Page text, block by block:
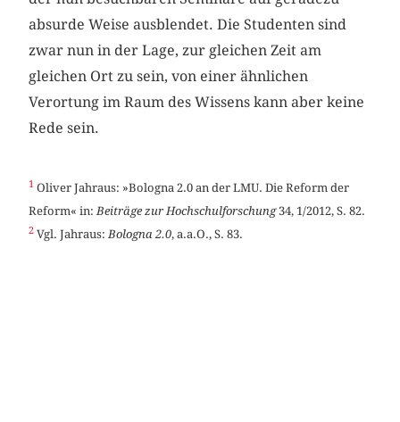
absurde Weise ausblendet. Die Studenten sind
zwar nun in der Lage, zur gleichen Zeit am
gleichen Ort zu sein, von einer ähnlichen
Verortung im Raum des Wissens kann aber keine
Rede sein.
1 Oliver Jahraus: »Bologna 2.0 an der LMU. Die Reform der
Reform« in: Beiträge zur Hochschulforschung34, 1/2012, S. 82.
2 Vgl. Jahraus:Bologna 2.0, a.a.O., S. 83.